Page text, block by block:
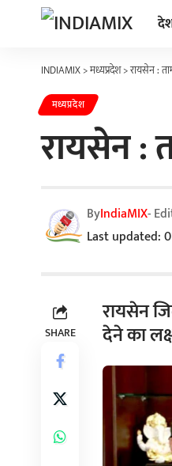
INDIAMIX>मध्यप्रदेश>रायसेन :
मध्यप्रदेश
रायसेन :
Last updated:
ByIndiaMIX-
SHARE
रायसेन
देने का